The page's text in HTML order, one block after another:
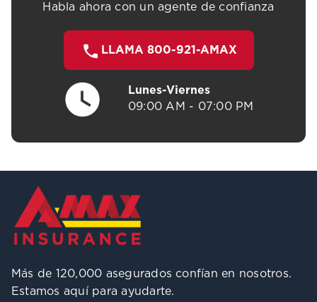
Habla ahora con un agente de confianza
LLAMA 800-921-AMAX
Lunes-Viernes
09:00 AM - 07:00 PM
Más de 120,000 asegurados confían en nosotros.
Estamos aquí para ayudarte.